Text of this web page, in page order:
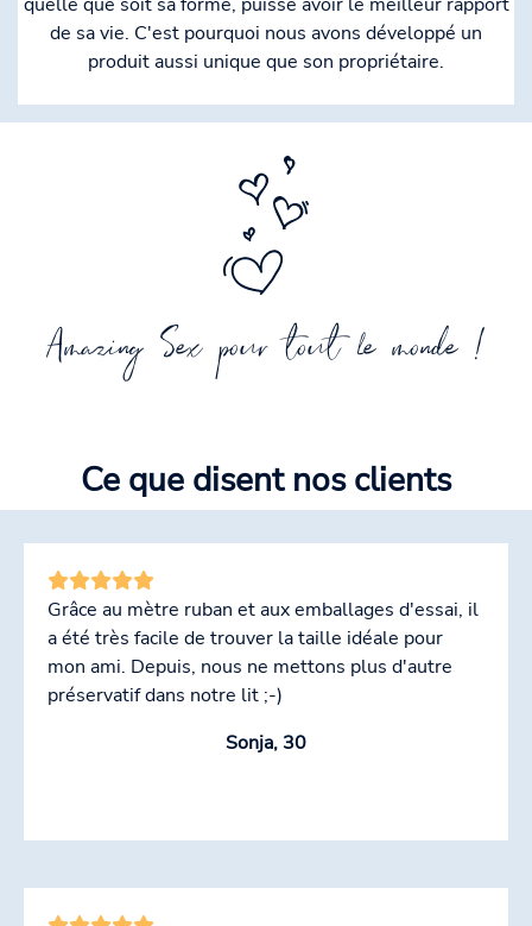
de sa vie. C'est pourquoi nous avons développé un
produit aussi unique que son propriétaire.
Amazing Sex pour tout le monde !
Ce que disent nos clients
Grâce au mètre ruban et aux emballages d'essai, il
a été très facile de trouver la taille idéale pour
mon ami. Depuis, nous ne mettons plus d'autre
préservatif dans notre lit ;-)
Sonja, 30